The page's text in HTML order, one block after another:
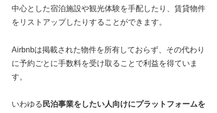
中心とした宿泊施設や観光体験を手配したり、賃貸物件
をリストアップしたりすることができます。
Airbnbは掲載された物件を所有しておらず、その代わり
に予約ごとに手数料を受け取ることで利益を得ていま
す。
いわゆる 民泊事業をしたい人向けにプラットフォームを